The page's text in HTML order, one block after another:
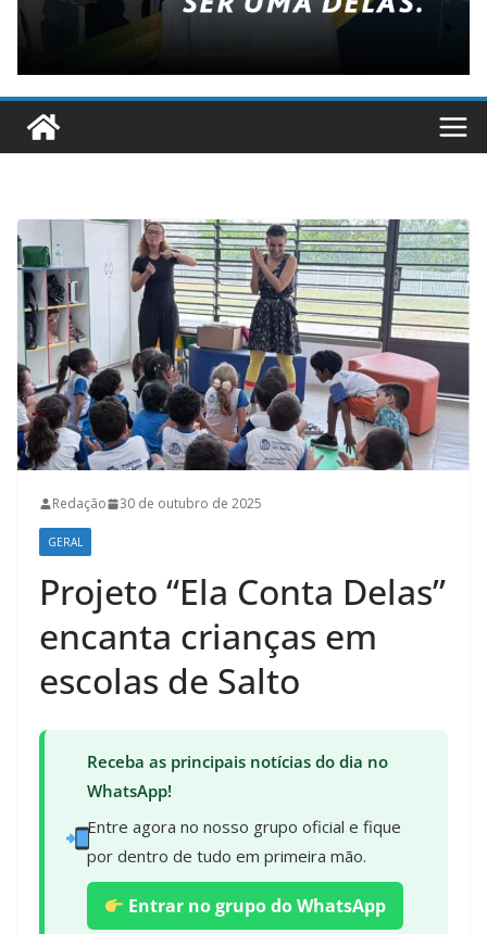
Redação 30 de outubro de 2025
GERAL
Projeto “Ela Conta Delas”
encanta crianças em
escolas de Salto
Receba as principais notícias do dia no
WhatsApp!
Entre agora no nosso grupo oficial e fique
por dentro de tudo em primeira mão.
Entrar no grupo do WhatsApp